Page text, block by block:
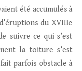
été accumulés à
du XVIIIe
suivre ce qui s’est
la toiture s’est
parfois obstacle à